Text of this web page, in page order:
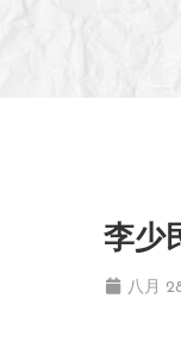
李少
八月